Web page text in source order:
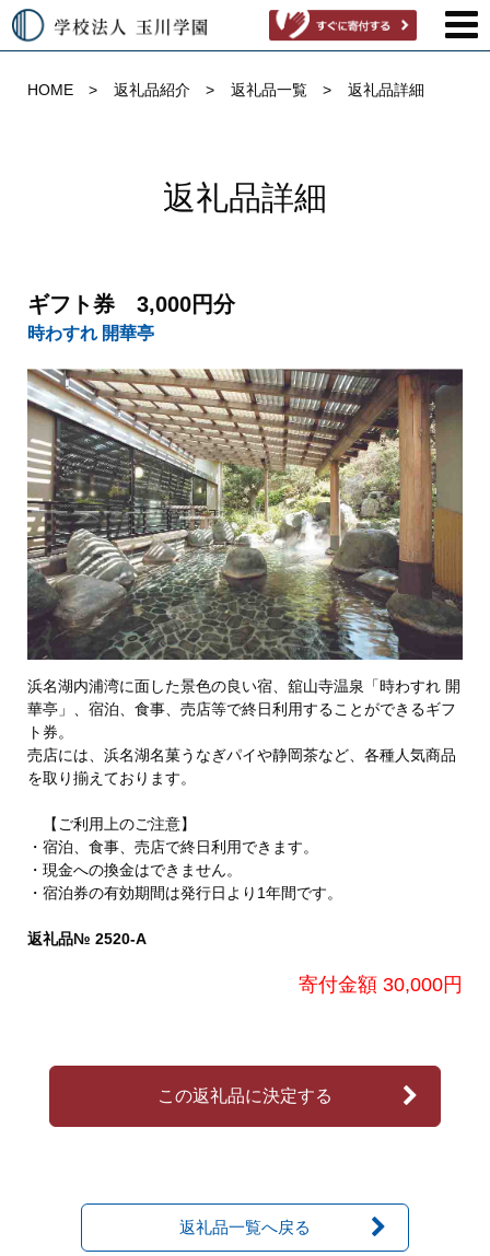
HOME 返礼品紹介 返礼品一覧 返礼品詳細
返礼品詳細
ギフト券 3,000円分
時わすれ 開華亭
浜名湖内浦湾に面した景色の良い宿、舘山寺温泉「時わすれ 開
華亭」、宿泊、食事、売店等で終日利用することができるギフ
ト券。
売店には、浜名湖名菓うなぎパイや静岡茶など、各種人気商品
を取り揃えております。
【ご利用上のご注意】
・宿泊、食事、売店で終日利用できます。
・現金への換金はできません。
・宿泊券の有効期間は発行日より1年間です。
返礼品№ 2520-A
寄付金額 30,000円
この返礼品に決定する
返礼品一覧へ戻る